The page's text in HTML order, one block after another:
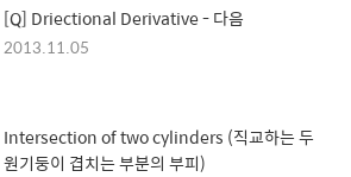
[Q] Driectional Derivative - 다음
2013.11.05
Intersection of two cylinders (직교하는 두
원기둥이 겹치는 부분의 부피)